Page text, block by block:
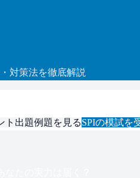
対策法を徹底解説
ト 出題例題を見るSPIの模試を